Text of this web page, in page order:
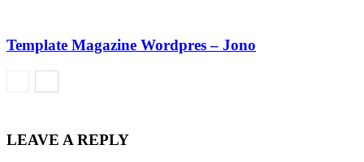
Template Magazine Wordpres – Jono
LEAVE A REPLY